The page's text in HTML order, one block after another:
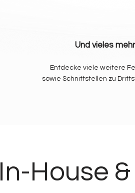
Und vieles mehr
Entdecke viele weitere
sowie Schnittstellen zu
In-House